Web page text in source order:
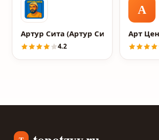
Артур Сита (Артур Сила),
4.2
А
Арт